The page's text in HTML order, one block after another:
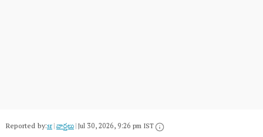
Reported by:sr|వార్త‌లు|Jul 30, 2026, 9:26 pm IST